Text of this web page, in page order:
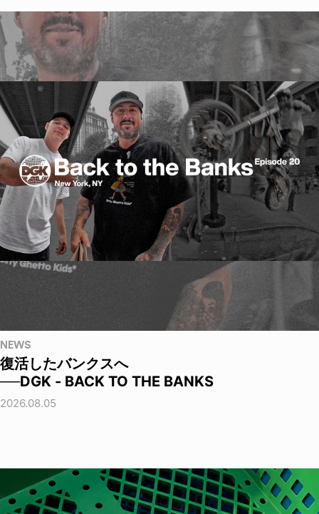
NEWS
復活したバンクスへ
──DGK - BACK TO THE BANKS
2026.08.05